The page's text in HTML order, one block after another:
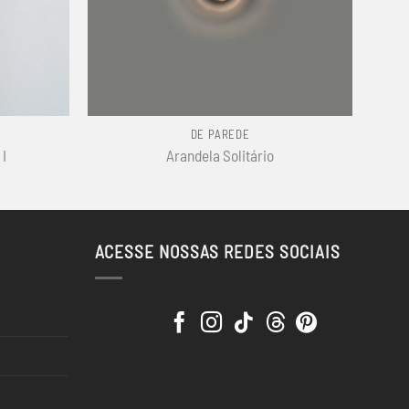
DE PAREDE
Arandela Solitário
ACESSE NOSSAS REDES SOCIAIS